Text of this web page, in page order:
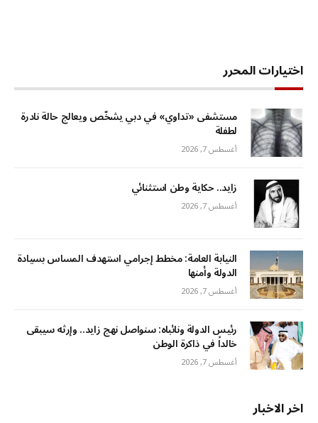
اختيارات المحرر
مستشفى «تداوي» في دبي يشخّص ويعالج حالة نادرة
لطفلة
أغسطس 7, 2026
زايد.. حكاية وطن استثنائي
أغسطس 7, 2026
النيابة العامة: مخطط إجرامي استهدف المساس بسيادة
الدولة وأمنها
أغسطس 7, 2026
رئيس الدولة ونائباه: سنواصل نهج زايد.. وإرثه سيبقى
خالداً في ذاكرة الوطن
أغسطس 7, 2026
اخر الاخبار